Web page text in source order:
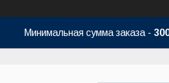
Минимальная сумма заказа -